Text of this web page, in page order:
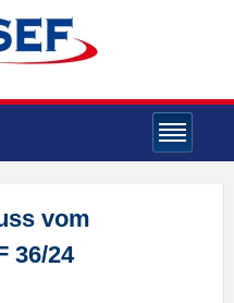
vom
36/24